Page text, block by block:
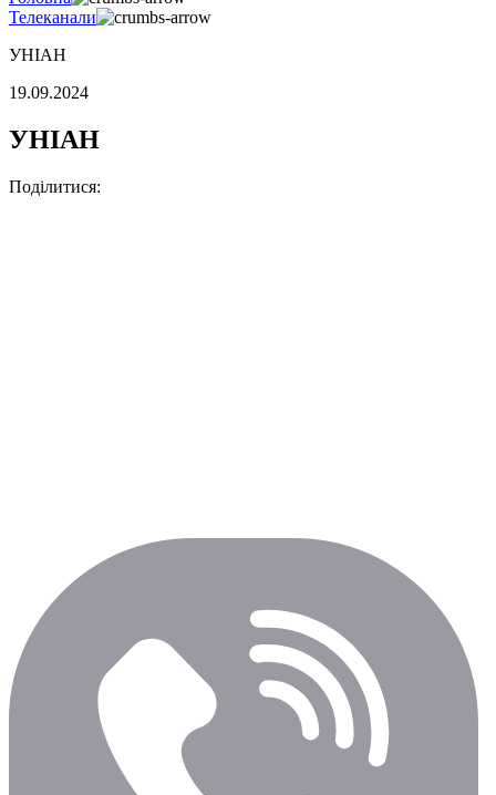
Телеканали
УНІАН
19.09.2024
УНІАН
Поділитися: